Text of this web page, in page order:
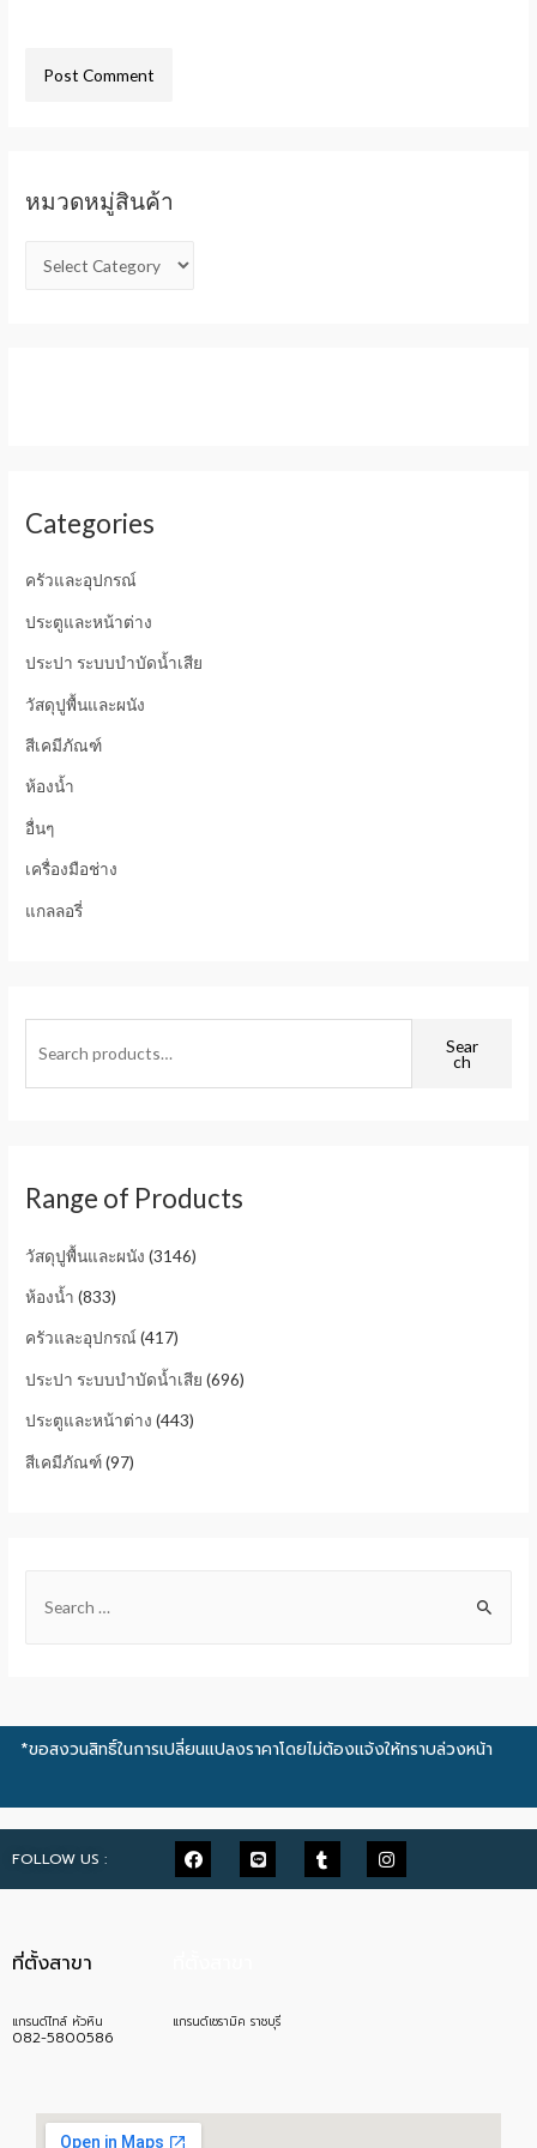
หมวดหมู่สินค้า
Categories
ครัวและอุปกรณ์
ประตูและหน้าต่าง
ประปา ระบบบำบัดน้ำเสีย
วัสดุปูพื้นและผนัง
สีเคมีภัณฑ์
ห้องน้ำ
อื่นๆ
เครื่องมือช่าง
แกลลอรี่
Sear
ch
Range of Products
วัสดุปูพื้นและผนัง (3146)
ห้องน้ำ (833)
ครัวและอุปกรณ์ (417)
ประปา ระบบบำบัดน้ำเสีย (696)
ประตูและหน้าต่าง (443)
สีเคมีภัณฑ์(97)
*ขอสงวนสิทธิ์ในการเปลี่ยนแปลงราคาโดยไม่ต้องแจ้งให้ทราบล่วงหน้า
FOLLOW US :
ที่ตั้งสาขา
แกรนด์ไทล์ หัวหิน
082-5800586
แกรนด์เซรามิค ราชบุรี